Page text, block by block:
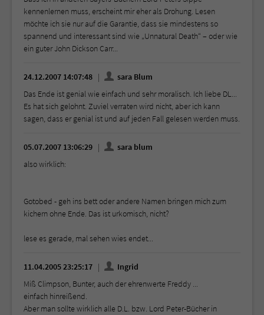
kennenlernen muss, erscheint mir eher als Drohung. Lesen
möchte ich sie nur auf die Garantie, dass sie mindestens so
spannend und interessant sind wie „Unnatural Death“ – oder wie
ein guter John Dickson Carr...
24.12.2007 14:07:48
sara Blum
Das Ende ist genial wie einfach und sehr moralisch. Ich liebe DL...
Es hat sich gelohnt. Zuviel verraten wird nicht, aber ich kann
sagen, dass er genial ist und auf jeden Fall gelesen werden muss.
05.07.2007 13:06:29
sara blum
also wirklich:
Gotobed - geh ins bett oder andere Namen bringen mich zum
kichern ohne Ende. Das ist urkomisch, nicht?
lese es gerade, mal sehen wies endet...
11.04.2005 23:25:17
Ingrid
Miß Climpson, Bunter, auch der ehrenwerte Freddy ...
einfach hinreißend.
Aber man sollte wirklich alle D.L. bzw. Lord Peter-Bücher in